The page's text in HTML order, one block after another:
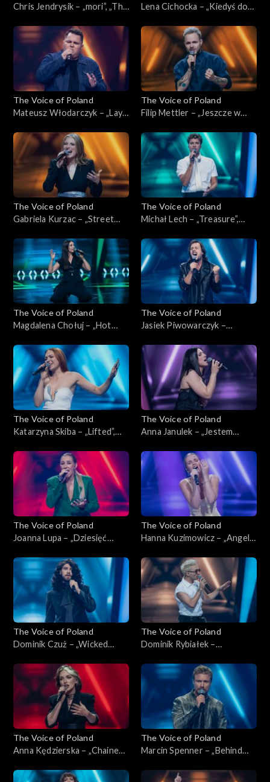
Chris Jendrysik – „mori”, „The
listopada 2025
Lena Cichocka – „Kiedyś do
Poland”, Nokaut, 1 listopada
2025
The Voice of Poland
Mateusz Włodarczyk – „Lay
Poland”, Nokaut, 1 listopada
2025
The Voice of Poland
Filip Mettler – „Jeszcze w
Poland”, Nokaut, 1 listopada
2025
The Voice of Poland
Gabriela Kurzac – „Street
Nokaut, 1 listopada 2025
The Voice of Poland
Michał Lech – „Treasure”,
Nokaut, 1 listopada 2025
The Voice of Poland
Magdalena Chołuj – „Hot
Poland”, Nokaut, 1 listopada
2025
The Voice of Poland
Jasiek Piwowarczyk –
of Poland”, Nokaut, 1
listopada 2025
The Voice of Poland
Katarzyna Skiba – „Lifted”,
Nokaut, 1 listopada 2025
The Voice of Poland
Anna Janulek – „Jestem
Poland”, Nokaut, 1 listopada
2025
The Voice of Poland
Joanna Lupa – „Dziesięć
Poland”, Nokaut, 1 listopada
2025
The Voice of Poland
Hanna Kuzimowicz – „Angel”,
Nokaut, 1 listopada 2025
The Voice of Poland
Dominik Czuż – „Wicked
Nokaut, 1 listopada 2025
The Voice of Poland
Dominik Rybiałek –
Poland”, Nokaut, 1 listopada
2025
The Voice of Poland
Anna Kędzierska – „Chained
of Poland”, Nokaut, 1
The Voice of Poland
Marcin Spenner – „Behind
Poland”, Nokaut, 1 listopada